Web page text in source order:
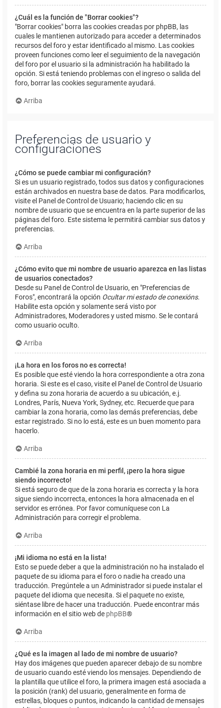
¿Cuál es la función de "Borrar cookies"?
"Borrar cookies" borra las cookies creadas por phpBB, las
cuales le mantienen autorizado para acceder a determinados
recursos del foro y estar identificado al mismo. Las cookies
proveen funciones como leer el seguimiento de la navegación
del foro por el usuario si la administración ha habilitado la
opción. Si está teniendo problemas con el ingreso o salida del
foro, borrar las cookies seguramente ayudará.
Arriba
Preferencias de usuario y
configuraciones
¿Cómo se puede cambiar mi configuración?
Si es un usuario registrado, todos sus datos y configuraciones
están archivados en nuestra base de datos. Para modificarlos,
visite el Panel de Control de Usuario; haciendo clic en su
nombre de usuario que se encuentra en la parte superior de las
páginas del foro. Este sistema le permitirá cambiar sus datos y
preferencias.
Arriba
¿Cómo evito que mi nombre de usuario aparezca en las listas
de usuarios conectados?
Desde su Panel de Control de Usuario, en "Preferencias de
Foros", encontrará la opción Ocultar mi estado de conexións.
Habilite esta opción y solamente será visto por
Administradores, Moderadores y usted mismo. Se le contará
como usuario oculto.
Arriba
¡La hora en los foros no es correcta!
Es posible que esté viendo la hora correspondiente a otra zona
horaria. Si este es el caso, visite el Panel de Control de Usuario
y defina su zona horaria de acuerdo a su ubicación, e.j.
Londres, París, Nueva York, Sydney, etc. Recuerde que para
cambiar la zona horaria, como las demás preferencias, debe
estar registrado. Si no lo está, este es un buen momento para
hacerlo.
Arriba
Cambié la zona horaria en mi perfil, ¡pero la hora sigue
siendo incorrecto!
Si está seguro de que de la zona horaria es correcta y la hora
sigue siendo incorrecta, entonces la hora almacenada en el
servidor es errónea. Por favor comuníquese con La
Administración para corregir el problema.
Arriba
¡Mi idioma no está en la lista!
Esto se puede deber a que la administración no ha instalado el
paquete de su idioma para el foro o nadie ha creado una
traducción. Pregúntele a un Administrador si puede instalar el
paquete del idioma que necesita. Si el paquete no existe,
siéntase libre de hacer una traducción. Puede encontrar más
información en el sitio web de phpBB®
Arriba
¿Qué es la imagen al lado de mi nombre de usuario?
Hay dos imágenes que pueden aparecer debajo de su nombre
de usuario cuando esté viendo los mensajes. Dependiendo de
la plantilla que utilice el foro, la primera imagen está asociada a
la posición (rank) del usuario, generalmente en forma de
estrellas, bloques o puntos, indicando la cantidad de mensajes